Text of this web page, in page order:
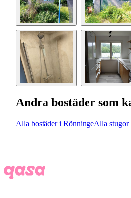
Andra bostäder som
Alla bostäder i RönningeAlla stugor